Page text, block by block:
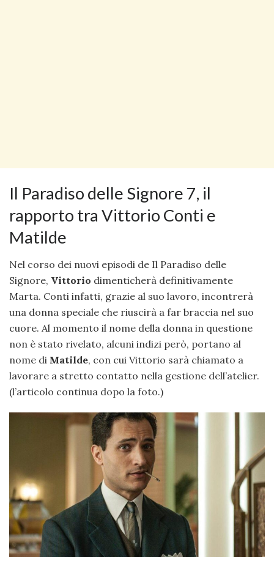
Il Paradiso delle Signore 7, il
rapporto tra Vittorio Conti e
Matilde
Nel corso dei nuovi episodi de Il Paradiso delle
Signore, Vittorio dimenticherà definitivamente
Marta. Conti infatti, grazie al suo lavoro, incontrerà
una donna speciale che riuscirà a far braccia nel suo
cuore. Al momento il nome della donna in questione
non è stato rivelato, alcuni indizi però, portano al
nome di Matilde, con cui Vittorio sarà chiamato a
lavorare a stretto contatto nella gestione dell’atelier.
(l’articolo continua dopo la foto.)